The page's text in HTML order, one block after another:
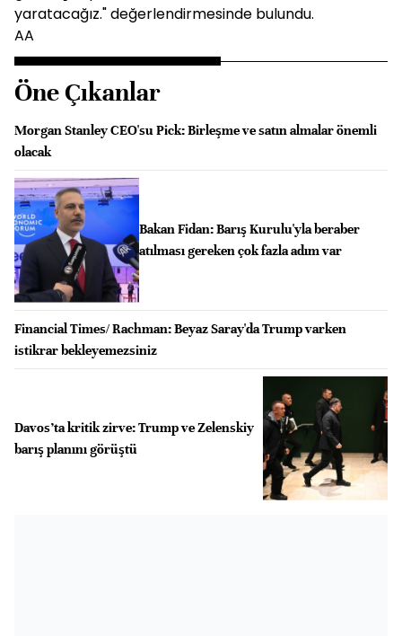
yaratacağız." değerlendirmesinde bulundu.
AA
Öne Çıkanlar
Morgan Stanley CEO'su Pick: Birleşme ve satın almalar önemli
olacak
Bakan Fidan: Barış Kurulu'yla beraber
atılması gereken çok fazla adım var
Financial Times/ Rachman: Beyaz Saray'da Trump varken
istikrar bekleyemezsiniz
Davos’ta kritik zirve: Trump ve Zelenskiy
barış planını görüştü